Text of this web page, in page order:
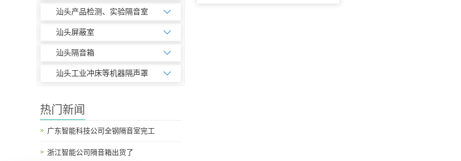
汕头产品检测、实验隔音室
汕头屏蔽室
汕头隔音箱
汕头工业冲床等机器隔声罩
热门新闻
广东智能科技公司全钢隔音室完工
浙江智能公司隔音箱出货了